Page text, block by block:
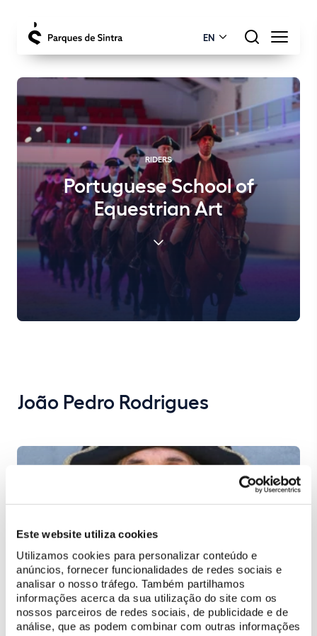
Este website utiliza cookies
Utilizamos cookies para personalizar conteúdo e
anúncios, fornecer funcionalidades de redes sociais e
analisar o nosso tráfego. Também partilhamos
informações acerca da sua utilização do site com os
nossos parceiros de redes sociais, de publicidade e de
análise, que as podem combinar com outras informações
EN
RIDERS
Portuguese School of
Equestrian Art
João Pedro Rodrigues